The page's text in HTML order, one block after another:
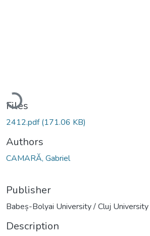
Loading...
Files
2412.pdf(171.06 KB)
Authors
CAMARĂ, Gabriel
Publisher
Babeș-Bolyai University / Cluj
Description